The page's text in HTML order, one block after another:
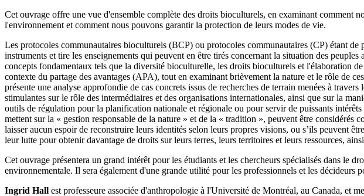
Cet ouvrage offre une vue d'ensemble complète des droits bioculturels, en examinant comment
l'environnement et comment nous pouvons garantir la protection de leurs modes de vie.
Les protocoles communautaires bioculturels (BCP) ou protocoles communautaires (CP) étant
instruments et tire les enseignements qui peuvent en être tirés concernant la situation des
concepts fondamentaux tels que la diversité bioculturelle, les droits bioculturels et l'élaboration
contexte du partage des avantages (APA), tout en examinant brièvement la nature et le rôle de
présente une analyse approfondie de cas concrets issus de recherches de terrain menées à
stimulantes sur le rôle des intermédiaires et des organisations internationales, ainsi que sur la
outils de régulation pour la planification nationale et régionale ou pour servir de puissants
mettent sur la « gestion responsable de la nature » et de la « tradition », peuvent être
laisser aucun espoir de reconstruire leurs identités selon leurs propres visions, ou s’ils peuvent
leur lutte pour obtenir davantage de droits sur leurs terres, leurs territoires et leurs ressources,
Cet ouvrage présentera un grand intérêt pour les étudiants et les chercheurs spécialisés dans le
environnementale. Il sera également d'une grande utilité pour les professionnels et les
Ingrid Hall est professeure associée d'anthropologie à l'Université de Montréal, au Canada, et